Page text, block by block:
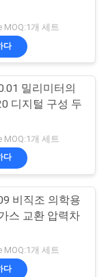
MOQ:1개 세트
다
밀리미터의
디지털 구성 두
MOQ:1개 세트
다
비직조 의학용
스 교환 압력차
MOQ:1개 세트
다